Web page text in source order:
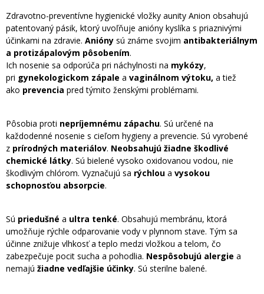
Zdravotno-preventívne hygienické vložky aunity Anion obsahujú
patentovaný pásik, ktorý uvoľňuje anióny kyslíka s priaznivými
účinkami na zdravie. Anióny sú známe svojim antibakteriálnym
a protizápalovým pôsobením.
Ich nosenie sa odporúča pri náchylnosti na mykózy,
pri gynekologickom zápale a vaginálnom výtoku, a tiež
ako prevencia pred týmito ženskými problémami.
Pôsobia proti nepríjemnému zápachu. Sú určené na
každodenné nosenie s cieľom hygieny a prevencie. Sú vyrobené
z prírodných materiálov. Neobsahujú žiadne škodlivé
chemické látky. Sú bielené vysoko oxidovanou vodou, nie
škodlivým chlórom. Vyznačujú sa rýchlou a vysokou
schopnosťou absorpcie.
Sú priedušné a ultra tenké. Obsahujú membránu, ktorá
umožňuje rýchle odparovanie vody v plynnom stave. Tým sa
účinne znižuje vlhkosť a teplo medzi vložkou a telom, čo
zabezpečuje pocit sucha a pohodlia. Nespôsobujú alergie a
nemajú žiadne vedľajšie účinky. Sú sterilne balené.